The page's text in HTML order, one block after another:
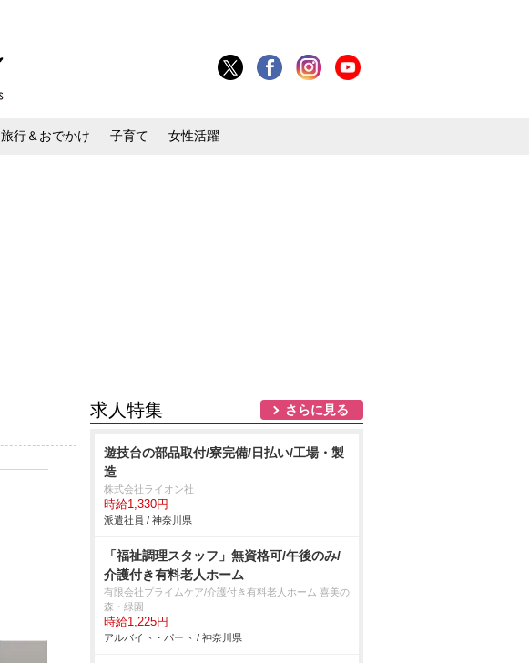
旅行＆おでかけ 子育て 女性活躍
求人特集 さらに見る
遊技台の部品取付/寮完備/日払い/工場・製
造
株式会社ライオン社
時給1,330円
派遣社員 / 神奈川県
「福祉調理スタッフ」無資格可/午後のみ/
介護付き有料老人ホーム
有限会社プライムケア/介護付き有料老人ホーム 喜美の
森・緑園
時給1,225円
アルバイト・パート / 神奈川県